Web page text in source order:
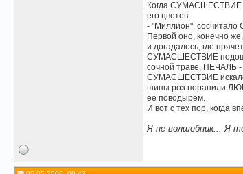
Когда СУМАСШЕСТВИЕ
его цветов.
- "Миллион",
Первой оно, конечно
и догадалось, где
СУМАСШЕСТВИЕ
сочной траве, ПЕЧАЛЬ -
СУМАСШЕСТВИЕ искало
шипы роз поранили
ее поводырем.
И вот с тех пор, когда
Я не волшебник... Я